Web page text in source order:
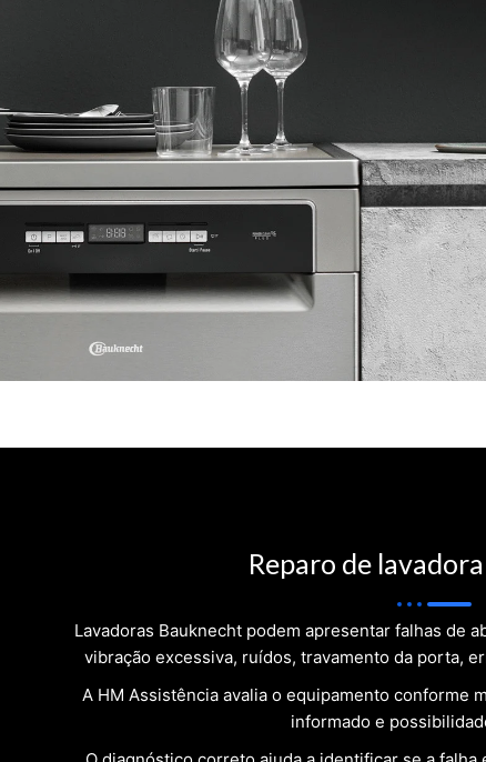
Reparo de
Lavadoras Bauknecht podem apresentar falhas de
vibração excessiva, ruídos, travamento da porta,
A HM Assistência avalia o equipamento conforme
informado e